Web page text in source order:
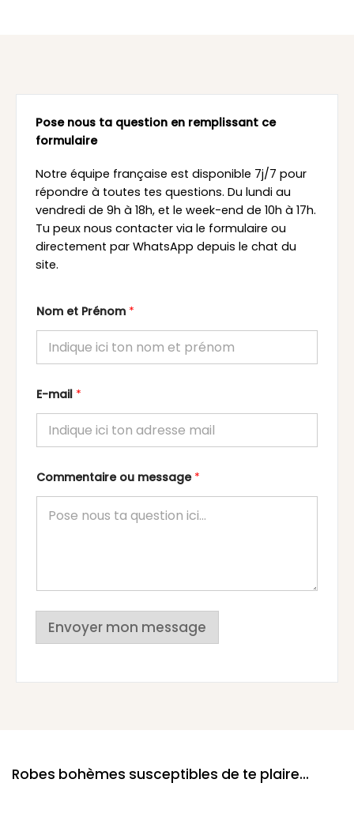
Pose nous ta question en remplissant ce
formulaire
Notre équipe française est disponible 7j/7 pour
répondre à toutes tes questions. Du lundi au
vendredi de 9h à 18h, et le week-end de 10h à 17h.
Tu peux nous contacter via le formulaire ou
directement par WhatsApp depuis le chat du
site.
Nom et Prénom *
E-mail *
Commentaire ou message *
Envoyer mon message
Robes bohèmes susceptibles de te plaire...